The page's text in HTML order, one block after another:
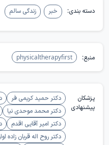
دسته بندی: خبر زندگی سالم
منبع: physicaltherapyfirst
پزشکان
پیشنهادی
دکتر حمید کریمی فر
دکتر محمد موحدی نیا
دکتر امیر آقایی اقدم
دکتر روح اله قربان زاده